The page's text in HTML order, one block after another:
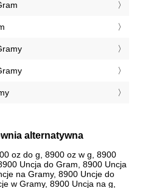
alternatywna
oz do g, 8900 oz w g, 8900
Uncja do Gram, 8900 Uncja
na Gramy, 8900 Uncje do
w Gramy, 8900 Uncja na g,